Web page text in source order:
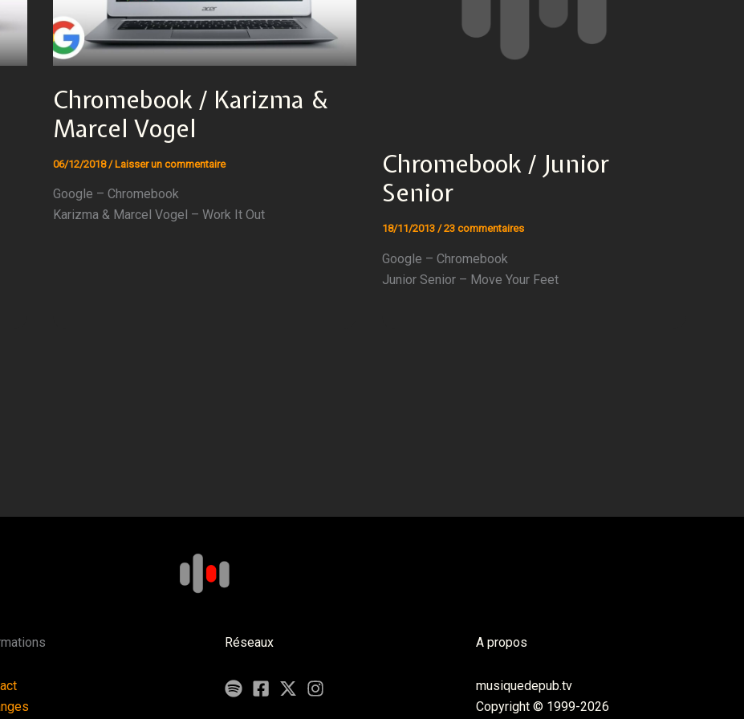
Chromebook / Karizma &
Marcel Vogel
06/12/2018 /Laisser un commentaire
Google – Chromebook
Karizma & Marcel Vogel – Work It Out
Chromebook / Junior
Senior
18/11/2013/23 commentaires
Google – Chromebook
Junior Senior – Move Your Feet
Réseaux A propos
musiquedepub.tv
Copyright © 1999-2026